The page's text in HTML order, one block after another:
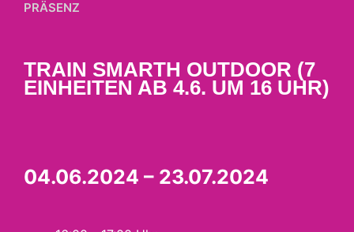
PRÄSENZ
TRAIN SMARTH OUTDOOR (7
EINHEITEN AB 4.6. UM 16 UHR)
04.06.2024 – 23.07.2024